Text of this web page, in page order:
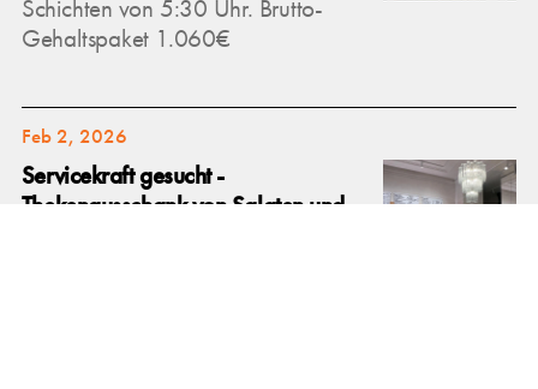
Schichten von 5:30 Uhr. Brutto-
Gehaltspaket 1.060€
Feb 2, 2026
Servicekraft gesucht -
Thekenausschank von Salaten und